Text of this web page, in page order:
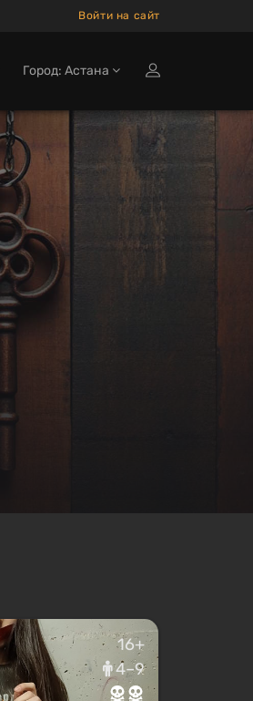
Войти на сайт
Город: Астана
16+
4–9